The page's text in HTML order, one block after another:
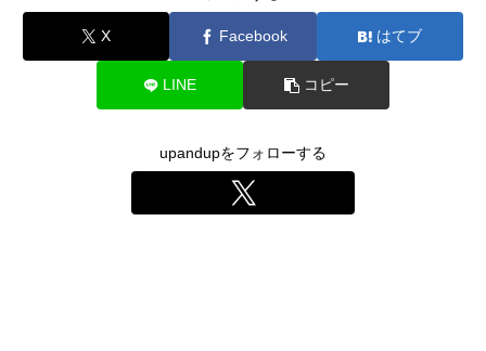
X Facebook はてブ
LINE コピー
upandupをフォローする